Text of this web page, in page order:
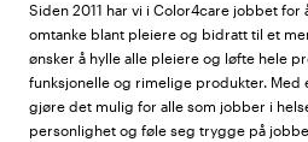
Siden 2011 har vi i Color4care jobbet for
omtanke blant pleiere og bidratt til et
ønsker å hylle alle pleiere og løfte hele
funksjonelle og rimelige produkter. Med
gjøre det mulig for alle som jobber i
personlighet og føle seg trygge på